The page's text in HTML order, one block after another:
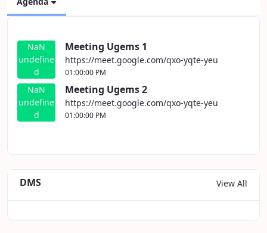
NaN
undefine
d
Meeting Ugems 1
https://meet.google.com/qxo-yqte-yeu
01:00:00 PM
NaN
undefine
d
Meeting Ugems 2
https://meet.google.com/qxo-yqte-yeu
01:00:00 PM
DMS View All